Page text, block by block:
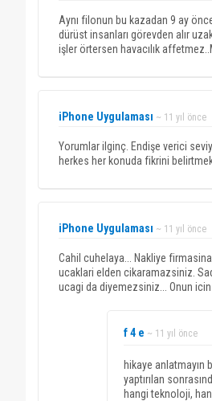
Aynı filonun bu kazadan 9 ay
dürüst insanları görevden alır
işler örtersen havacılık
iPhone Uygulaması ~ 11 yıl önce
Yorumlar ilginç. Endişe verici
herkes her konuda fikrini
iPhone Uygulaması ~ 11 yıl önce
Cahil cuhelaya... Nakliye
ucaklari elden cikaramazsiniz.
ucagi da diyemezsiniz... Onun
f 4 e ~ 11 yıl önce
hikaye anlatmayın
yaptırılan
hangi teknoloji,